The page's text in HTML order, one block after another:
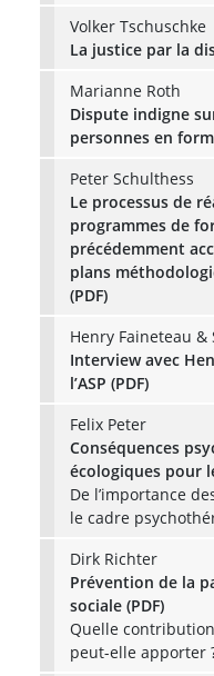
Volker Tschuschke
La justice par la
Marianne Roth
Dispute indigne
personnes en
Peter Schulthess
Le processus de
programmes de
précédemment
plans
(PDF)
Henry Faineteau &
Interview avec
l’ASP (PDF)
Felix Peter
Conséquences
écologiques pour
De l’importance
le cadre
Dirk Richter
Prévention de la
sociale (PDF)
Quelle
peut-elle apporter